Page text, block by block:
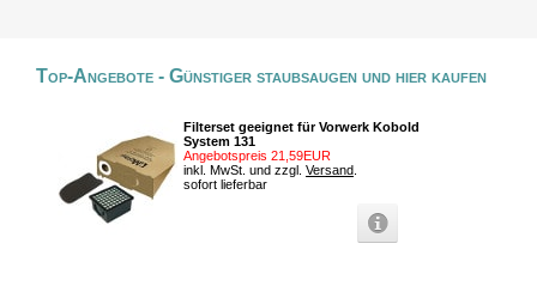
Top-Angebote - Günstiger staubsaugen und hier kaufen
Filterset geeignet für Vorwerk Kobold
System 131
Angebotspreis 21,59EUR
inkl. MwSt. und zzgl. Versand
sofort lieferbar